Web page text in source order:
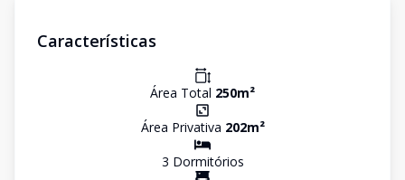
Características
Área Total 250m²
Área Privativa 202m²
3 Dormitórios